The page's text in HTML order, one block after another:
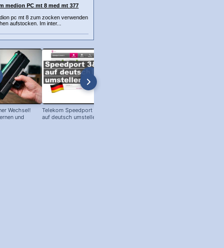
medion PC mt 8 med mt 377
pc mt 8 zum zocken verwenden
aufstocken. Im inter...
Wechsel!
und
Telekom Speedport Router: Sprache
auf deutsch umstellen!